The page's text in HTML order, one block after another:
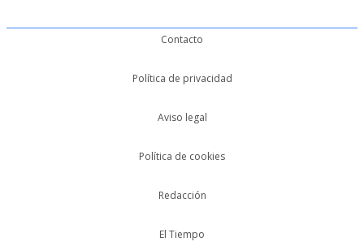
Contacto
Política de privacidad
Aviso legal
Política de cookies
Redacción
El Tiempo